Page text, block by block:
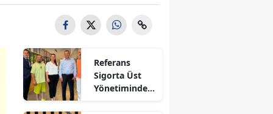
Referans
Sigorta Üst
Yönetiminden